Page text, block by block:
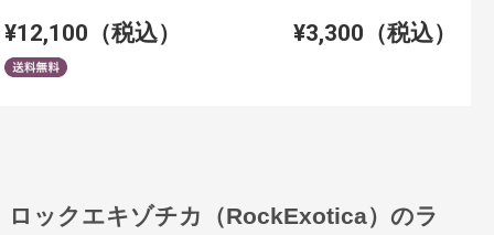
¥12,100（税込） ¥3,300（税込）
ロックエキゾチカ（RockExotica）のラ